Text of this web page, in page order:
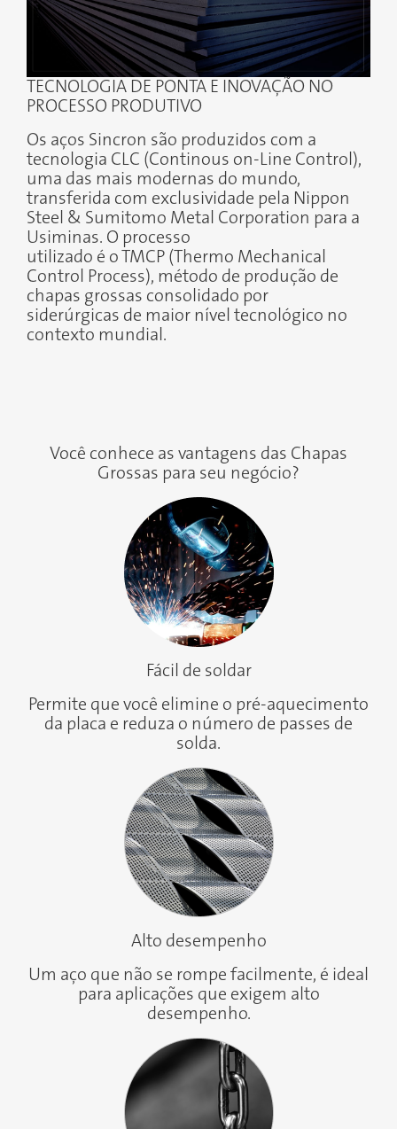
TECNOLOGIA DE PONTA E INOVAÇÃO NO
PROCESSO PRODUTIVO
Os aços Sincron são produzidos com a
tecnologia CLC (Continous on-Line Control),
uma das mais modernas do mundo,
transferida com exclusividade pela Nippon
Steel & Sumitomo Metal Corporation para a
Usiminas. O processo
utilizado é o TMCP (Thermo Mechanical
Control Process), método de produção de
chapas grossas consolidado por
siderúrgicas de maior nível tecnológico no
contexto mundial.
Você conhece as vantagens das Chapas
Grossas para seu negócio?
Fácil de soldar
Permite que você elimine o pré-aquecimento
da placa e reduza o número de passes de
solda.
Alto desempenho
Um aço que não se rompe facilmente, é ideal
para aplicações que exigem alto
desempenho.